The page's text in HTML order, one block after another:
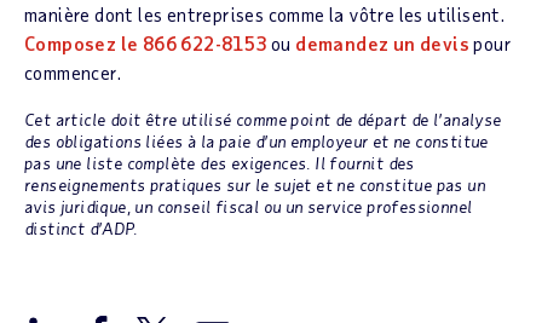
manière dont les entreprises comme la vôtre les utilisent.
Composez le 866 622-8153 ou demandez un devis pour
commencer.
Cet article doit être utilisé comme point de départ de l’analyse
des obligations liées à la paie d’un employeur et ne constitue
pas une liste complète des exigences. Il fournit des
renseignements pratiques sur le sujet et ne constitue pas un
avis juridique, un conseil fiscal ou un service professionnel
distinct d’ADP.